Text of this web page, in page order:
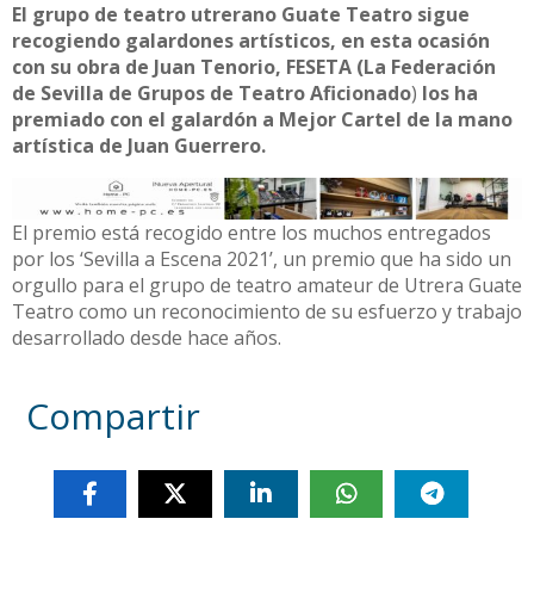
El grupo de teatro utrerano Guate Teatro sigue
recogiendo galardones artísticos, en esta ocasión
con su obra de Juan Tenorio, FESETA (La Federación
de Sevilla de Grupos de Teatro Aficionado) los ha
premiado con el galardón a Mejor Cartel de la mano
artística de Juan Guerrero.
El premio está recogido entre los muchos entregados
por los ‘Sevilla a Escena 2021’, un premio que ha sido un
orgullo para el grupo de teatro amateur de Utrera Guate
Teatro como un reconocimiento de su esfuerzo y trabajo
desarrollado desde hace años.
Compartir